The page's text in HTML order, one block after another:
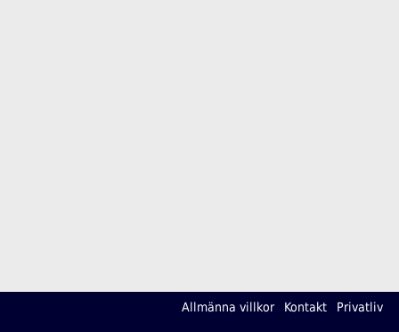
Allmänna villkor Kontakt Privatliv